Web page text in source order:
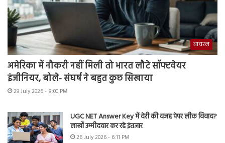
वायरल
अमेरिका में नौकरी नहीं मिली तो भारत लौटे सॉफ्टवेयर
इंजीनियर, बोले- संघर्ष ने बहुत कुछ सिखाया
29 July 2026 - 8:00 PM
UGC NET Answer Key में देरी की वजह पेपर लीक विवाद?
लाखों उम्मीदवार कर रहे इंतजार
26 July 2026 - 6:11 PM